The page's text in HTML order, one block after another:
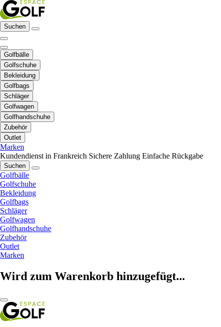
Suchen
Golfbälle
Golfschuhe
Bekleidung
Golfbags
Schläger
Golfwagen
Golfhandschuhe
Zubehör
Outlet
Marken
Kundendienst in Frankreich Sichere Zahlung Einfache Rückgabe
Suchen
Golfbälle
Golfschuhe
Bekleidung
Golfbags
Schläger
Golfwagen
Golfhandschuhe
Zubehör
Outlet
Marken
Wird zum Warenkorb hinzugefügt...